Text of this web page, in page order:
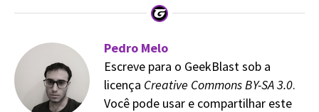
Pedro Melo
Escreve para o GeekBlast sob a
licença Creative Commons BY-SA 3.0.
Você pode usar e compartilhar este